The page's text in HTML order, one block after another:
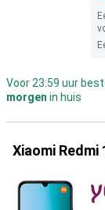
Voor 23:59 uur
morgen in huis
Xiaomi Redmi